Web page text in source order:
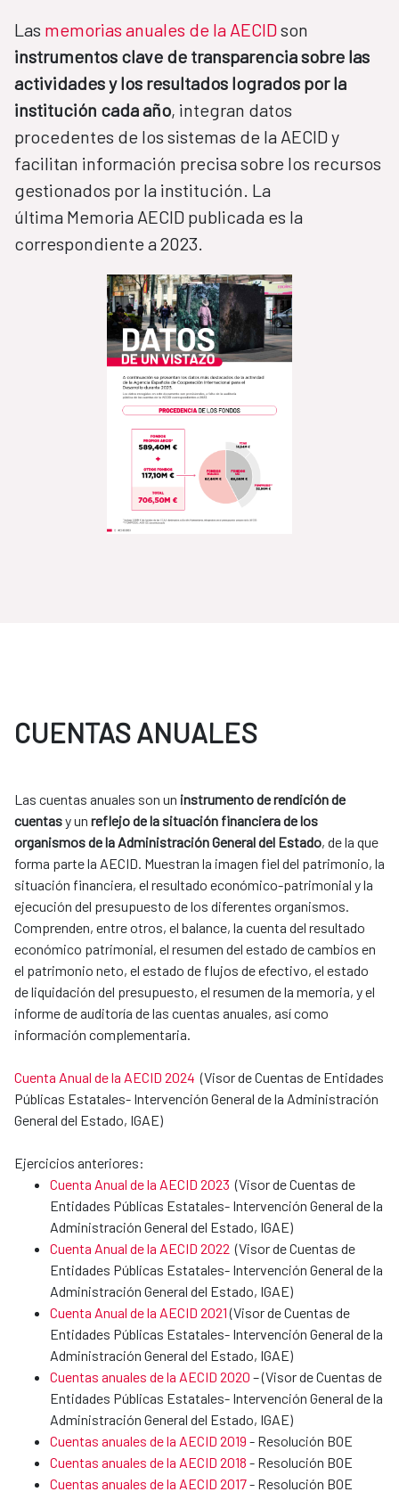
Las memorias anuales de la AECIDson
instrumentos clave de transparencia sobre las
actividades y los resultados logrados por la
institución cada año, integran datos
procedentes de los sistemas de la AECID y
facilitan información precisa sobre los recursos
gestionados por la institución. La
última Memoria AECID publicada es la
correspondiente a 2023.
CUENTAS ANUALES
Las cuentas anuales son un instrumento de rendición de
cuentasy un reflejo de la situación financiera de los
organismos de la Administración General del Estado, de la que
forma parte la AECID. Muestran la imagen fiel del patrimonio, la
situación financiera, el resultado económico-patrimonial y la
ejecución del presupuesto de los diferentes organismos.
Comprenden, entre otros, el balance, la cuenta del resultado
económico patrimonial, el resumen del estado de cambios en
el patrimonio neto, el estado de flujos de efectivo, el estado
de liquidación del presupuesto, el resumen de la memoria, y el
informe de auditoría de las cuentas anuales, así como
información complementaria.
Cuenta Anual de la AECID 2024 (Visor de Cuentas de Entidades
Públicas Estatales- Intervención General de la Administración
General del Estado, IGAE)
Ejercicios anteriores:
Cuenta Anual de la AECID 2023 (Visor de Cuentas de
Entidades Públicas Estatales- Intervención General de la
Administración General del Estado, IGAE)
Cuenta Anual de la AECID 2022 (Visor de Cuentas de
Entidades Públicas Estatales- Intervención General de la
Administración General del Estado, IGAE)
Cuenta Anual de la AECID 2021(Visor de Cuentas de
Entidades Públicas Estatales- Intervención General de la
Administración General del Estado, IGAE)
Cuentas anuales de la AECID 2020 – (Visor de Cuentas de
Entidades Públicas Estatales- Intervención General de la
Administración General del Estado, IGAE)
Cuentas anuales de la AECID 2019 - Resolución BOE
Cuentas anuales de la AECID 2018 - Resolución BOE
Cuentas anuales de la AECID 2017- Resolución BOE